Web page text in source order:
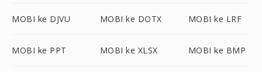
MOBI ke DJVU MOBI ke DOTX MOBI ke LRF
MOBI ke PPT MOBI ke XLSX MOBI ke BMP